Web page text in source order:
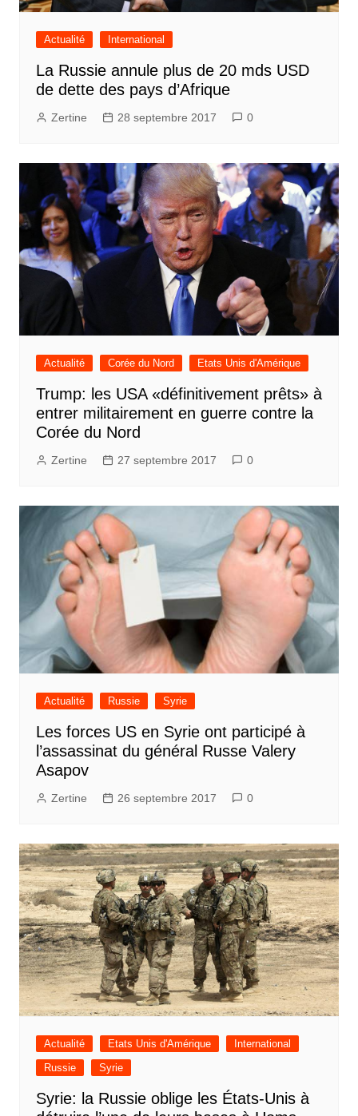
Actualité International
La Russie annule plus de 20 mds USD
de dette des pays d’Afrique
Zertine 28 septembre 2017 0
Actualité Corée du Nord Etats Unis d'Amérique
Trump: les USA «définitivement prêts» à
entrer militairement en guerre contre la
Corée du Nord
Zertine 27 septembre 2017 0
Actualité Russie Syrie
Les forces US en Syrie ont participé à
l’assassinat du général Russe Valery
Asapov
Zertine 26 septembre 2017 0
Actualité Etats Unis d'Amérique
International
Russie
Syrie
Syrie: la Russie oblige les États-Unis à